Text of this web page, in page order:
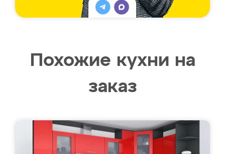
Похожие кухни на
заказ